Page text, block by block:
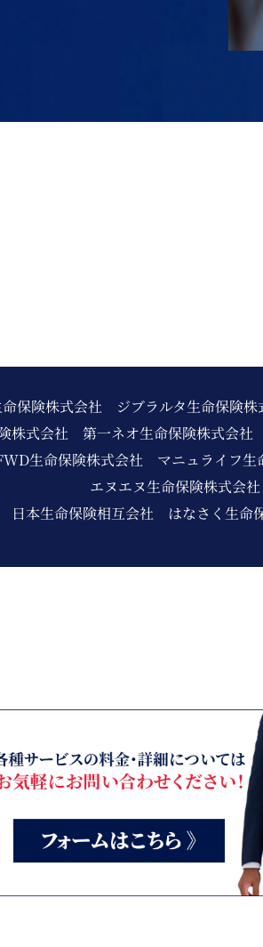
保険株式会社 ジブラルタ生命保険株
株式会社
第一ネオ生命保険株式会社
生命保険株式会社
マニュライフ生
エヌエヌ生命保険株式会社
日本生命保険相互会社
はなさく生命